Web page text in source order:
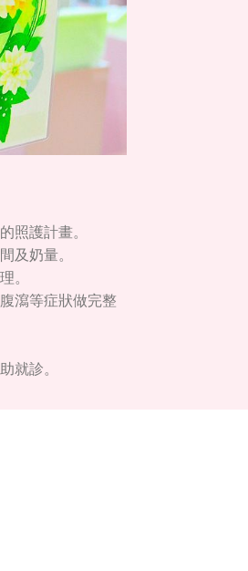
照護計畫。
及奶量。
。
瀉等症狀做完整
就診。